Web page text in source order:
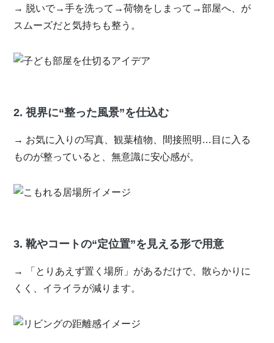
→ 脱いで→手を洗って→荷物をしまって→部屋へ、が
スムーズだと気持ちも整う。
2.視界に“整った風景”を仕込む
→ お気に入りの写真、観葉植物、間接照明…目に入る
ものが整っていると、無意識に安心感が。
3.靴やコートの“定位置”を見える形で用意
→ 「とりあえず置く場所」があるだけで、散らかりに
くく、イライラが減ります。